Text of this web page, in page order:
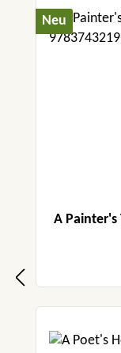
Neu
A Painter's